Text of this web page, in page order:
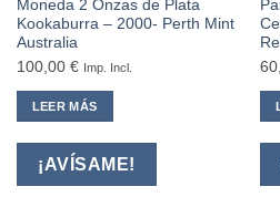
Moneda 2 Onzas de Plata
Kookaburra – 2000- Perth Mint
Australia
100,00 € Imp. Incl.
LEER MÁS
¡AVÍSAME!